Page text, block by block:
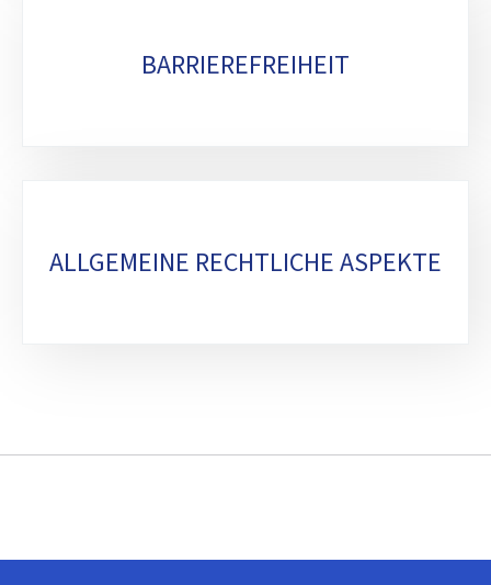
BARRIEREFREIHEIT
ALLGEMEINE RECHTLICHE ASPEKTE